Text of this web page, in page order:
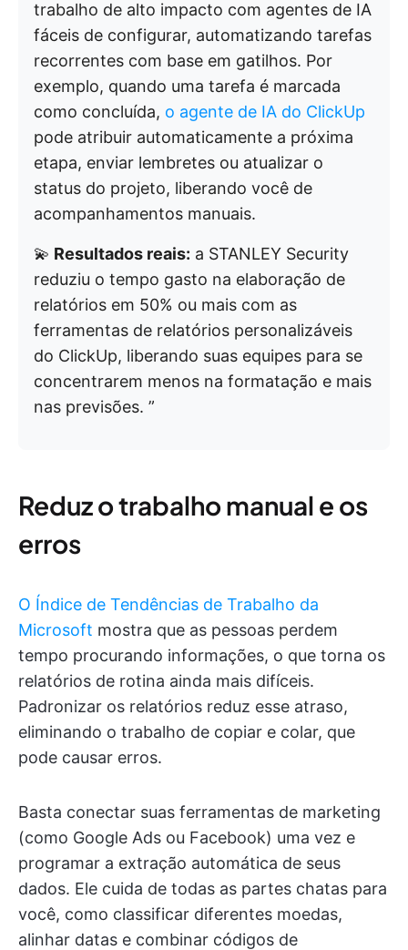
trabalho de alto impacto com agentes de IA
fáceis de configurar, automatizando tarefas
recorrentes com base em gatilhos. Por
exemplo, quando uma tarefa é marcada
como concluída, o agente de IA do ClickUp
pode atribuir automaticamente a próxima
etapa, enviar lembretes ou atualizar o
status do projeto, liberando você de
acompanhamentos manuais.
💫 Resultados reais: a STANLEY Security
reduziu o tempo gasto na elaboração de
relatórios em 50% ou mais com as
ferramentas de relatórios personalizáveis
do ClickUp, liberando suas equipes para se
concentrarem menos na formatação e mais
nas previsões. ”
Reduz o trabalho manual e os
erros
O Índice de Tendências de Trabalho da
Microsoft mostra que as pessoas perdem
tempo procurando informações, o que torna os
relatórios de rotina ainda mais difíceis.
Padronizar os relatórios reduz esse atraso,
eliminando o trabalho de copiar e colar, que
pode causar erros.
Basta conectar suas ferramentas de marketing
(como Google Ads ou Facebook) uma vez e
programar a extração automática de seus
dados. Ele cuida de todas as partes chatas para
você, como classificar diferentes moedas,
alinhar datas e combinar códigos de